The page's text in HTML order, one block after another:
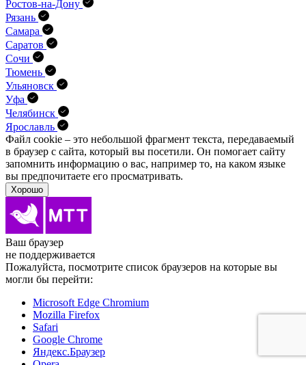
Ростов-на-Дону
Рязань
Самара
Саратов
Сочи
Тюмень
Ульяновск
Уфа
Челябинск
Ярославль
Файл cookie – это небольшой фрагмент текста, передава­емый
в браузер с сайта, который вы посетили. Он помо­гает сайту
запомнить информацию о вас, например то, на каком языке
вы предпочитаете его просматривать.
Хорошо
Ваш браузер
не поддерживается
Пожалуйста, посмотрите список браузеров на которые вы
могли бы перейти:
Microsoft Edge Chromium
Mozilla Firefox
Safari
Google Chrome
Яндекс.Браузер